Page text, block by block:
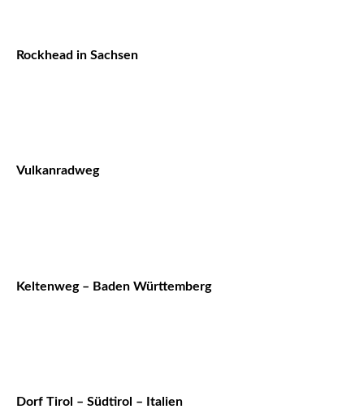
Rockhead in Sachsen
Vulkanradweg
Keltenweg – Baden Württemberg
Dorf Tirol – Südtirol – Italien